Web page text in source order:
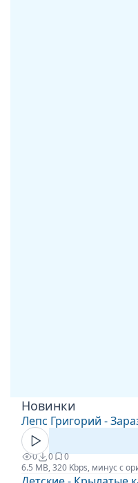
Новинки
Лепс Григорий -
0 0
0
6.5 MB, 320 Kbps, минус с